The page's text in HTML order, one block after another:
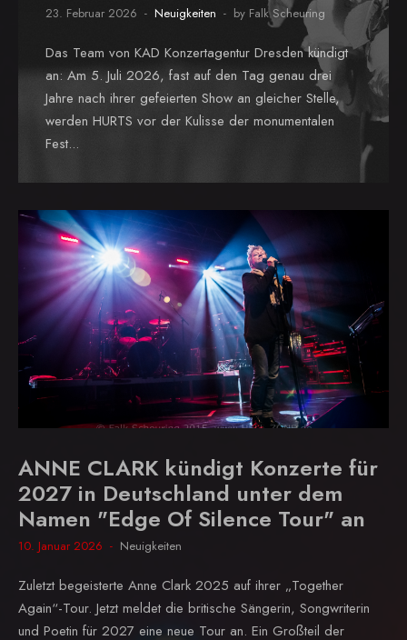
23. Februar 2026 Neuigkeiten by Falk Scheuring
Das Team von KAD Konzertagentur Dresden kündigt
an: Am 5. Juli 2026, fast auf den Tag genau drei
Jahre nach ihrer gefeierten Show an gleicher Stelle,
werden HURTS vor der Kulisse der monumentalen
Fest...
ANNE CLARK kündigt Konzerte für
2027 in Deutschland unter dem
Namen "Edge Of Silence Tour" an
10. Januar 2026 Neuigkeiten
Zuletzt begeisterte Anne Clark 2025 auf ihrer „Together
Again“-Tour. Jetzt meldet die britische Sängerin, Songwriterin
und Poetin für 2027 eine neue Tour an. Ein Großteil der